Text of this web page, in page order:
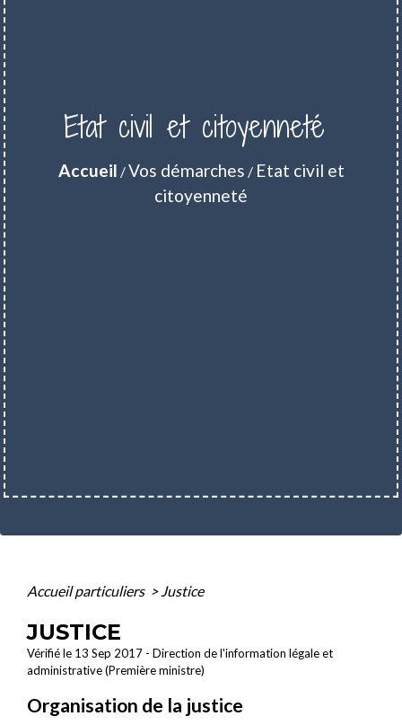
Etat civil et citoyenneté
Accueil /Vos démarches / Etat civil et
citoyenneté
Accueil particuliers > Justice
JUSTICE
Vérifié le 13 Sep 2017 - Direction de l'information légale et
administrative (Première ministre)
Organisation de la justice